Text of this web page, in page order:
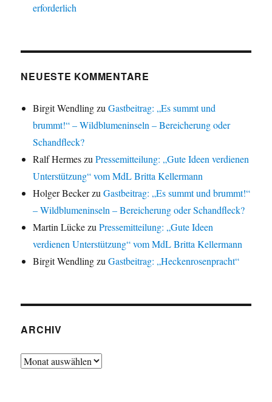
erforderlich
NEUESTE KOMMENTARE
Birgit WendlingzuGastbeitrag: „Es summt und
brummt!“ – Wildblumeninseln – Bereicherung oder
Schandfleck?
Ralf HermeszuPressemitteilung: „Gute Ideen verdienen
Unterstützung“ vom MdL Britta Kellermann
Holger BeckerzuGastbeitrag: „Es summt und brummt!“
– Wildblumeninseln – Bereicherung oder Schandfleck?
Martin LückezuPressemitteilung: „Gute Ideen
verdienen Unterstützung“ vom MdL Britta Kellermann
Birgit WendlingzuGastbeitrag: „Heckenrosenpracht“
ARCHIV
Archiv